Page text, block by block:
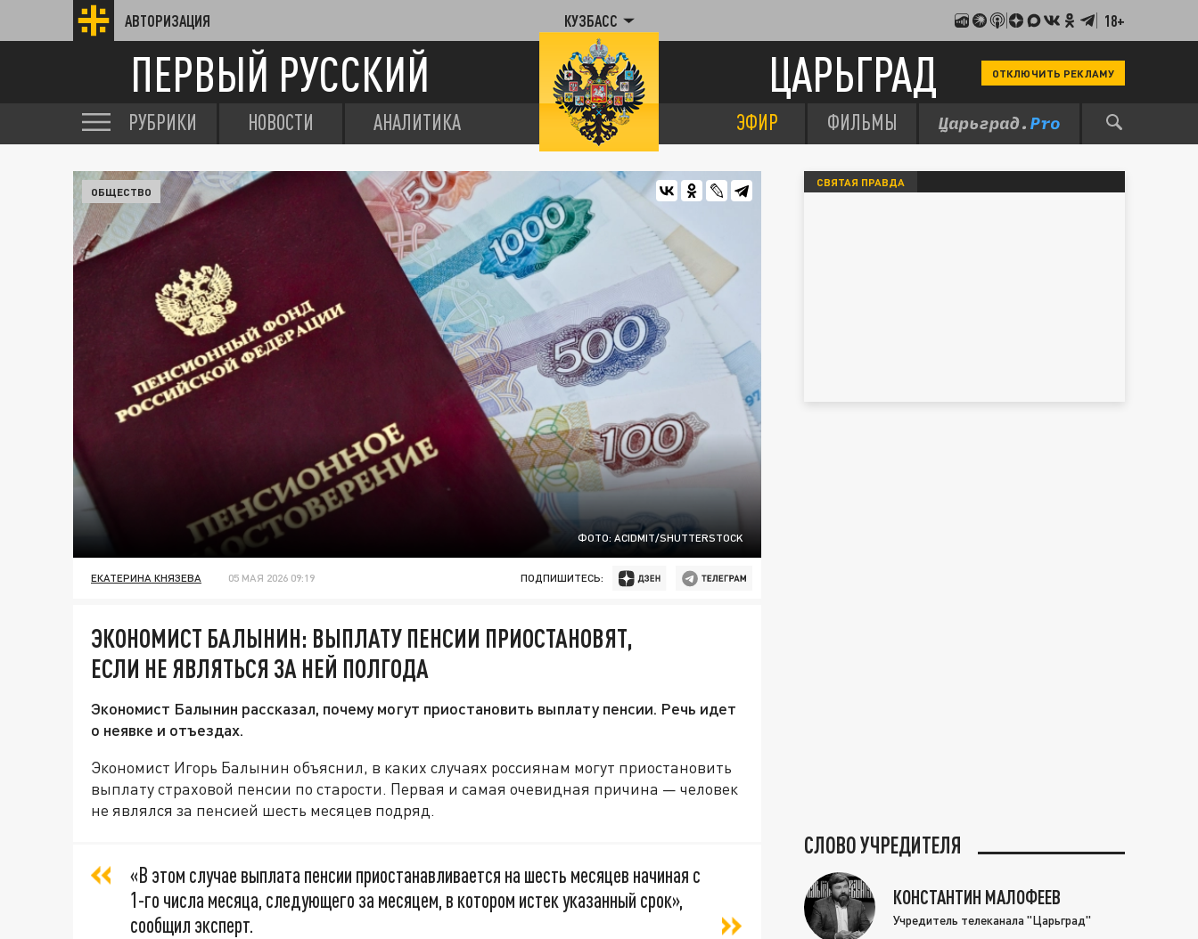
АВТОРИЗАЦИЯ КУЗБАСС 18+
ПЕРВЫЙ РУССКИЙ ЦАРЬГРАД ОТКЛЮЧИТЬ РЕКЛАМУ
РУБРИКИ НОВОСТИ АНАЛИТИКА ЭФИР ФИЛЬМЫ
ФОТО: ACIDMIT/SHUTTERSTOCK
ОБЩЕСТВО
ЕКАТЕРИНА КНЯЗЕВА 05 МАЯ 2026 09:19 ПОДПИШИТЕСЬ:
ЭКОНОМИСТ БАЛЫНИН: ВЫПЛАТУ ПЕНСИИ ПРИОСТАНОВЯТ,
ЕСЛИ НЕ ЯВЛЯТЬСЯ ЗА НЕЙ ПОЛГОДА
Экономист Балынин рассказал, почему могут приостановить выплату пенсии. Речь идет
о неявке и отъездах.
Экономист Игорь Балынин объяснил, в каких случаях россиянам могут приостановить
выплату страховой пенсии по старости. Первая и самая очевидная причина — человек
не являлся за пенсией шесть месяцев подряд.
«В этом случае выплата пенсии приостанавливается на шесть месяцев начиная с
1-го числа месяца, следующего за месяцем, в котором истек указанный срок»,
сообщил эксперт.
СВЯТАЯ ПРАВДА
СЛОВО УЧРЕДИТЕЛЯ
КОНСТАНТИН МАЛОФЕЕВ
Учредитель телеканала "Царьград"